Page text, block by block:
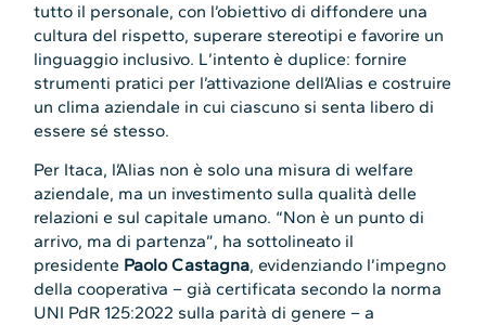
tutto il personale, con l’obiettivo di diffondere una
cultura del rispetto, superare stereotipi e favorire un
linguaggio inclusivo. L’intento è duplice: fornire
strumenti pratici per l’attivazione dell’Alias e costruire
un clima aziendale in cui ciascuno si senta libero di
essere sé stesso.
Per Itaca, l’Alias non è solo una misura di welfare
aziendale, ma un investimento sulla qualità delle
relazioni e sul capitale umano. “Non è un punto di
arrivo, ma di partenza”, ha sottolineato il
presidente Paolo Castagna, evidenziando l’impegno
della cooperativa – già certificata secondo la norma
UNI PdR 125:2022 sulla parità di genere – a